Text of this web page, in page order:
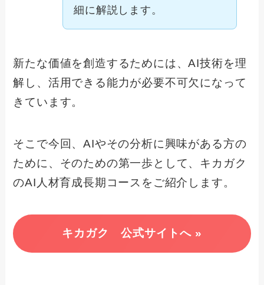
細に解説します。
新たな価値を創造するためには、AI技術を理
解し、活用できる能力が必要不可欠になって
きています。
そこで今回、AIやその分析に興味がある方の
ために、そのための第一歩として、キカガク
のAI人材育成長期コースをご紹介します。
キカガク 公式サイトへ »